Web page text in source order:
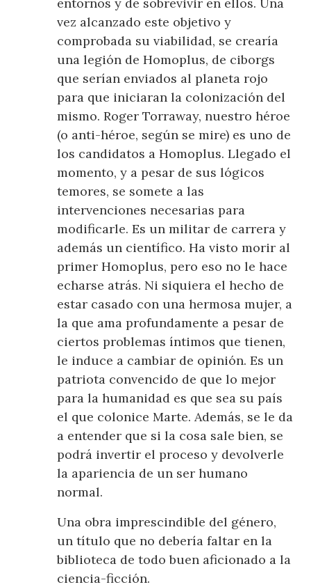
vez alcanzado este objetivo y
comprobada su viabilidad, se crearía
una legión de Homoplus, de ciborgs
que serían enviados al planeta rojo
para que iniciaran la colonización del
mismo. Roger Torraway, nuestro héroe
(o anti-héroe, según se mire) es uno de
los candidatos a Homoplus. Llegado el
momento, y a pesar de sus lógicos
temores, se somete a las
intervenciones necesarias para
modificarle. Es un militar de carrera y
además un científico. Ha visto morir al
primer Homoplus, pero eso no le hace
echarse atrás. Ni siquiera el hecho de
estar casado con una hermosa mujer, a
la que ama profundamente a pesar de
ciertos problemas íntimos que tienen,
le induce a cambiar de opinión. Es un
patriota convencido de que lo mejor
para la humanidad es que sea su país
el que colonice Marte. Además, se le da
a entender que si la cosa sale bien, se
podrá invertir el proceso y devolverle
la apariencia de un ser humano
normal.
Una obra imprescindible del género,
un título que no debería faltar en la
biblioteca de todo buen aficionado a la
ciencia-ficción.